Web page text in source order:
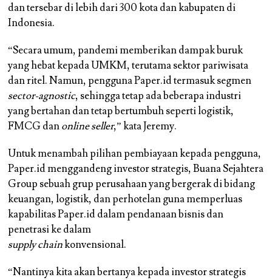
dan tersebar di lebih dari 300 kota dan kabupaten di
Indonesia.
“Secara umum, pandemi memberikan dampak buruk
yang hebat kepada UMKM, terutama sektor pariwisata
dan ritel. Namun, pengguna Paper.id termasuk segmen
sector-agnostic, sehingga tetap ada beberapa industri
yang bertahan dan tetap bertumbuh seperti logistik,
FMCG danonline seller,” kata Jeremy.
Untuk menambah pilihan pembiayaan kepada pengguna,
Paper.id menggandeng investor strategis, Buana Sejahtera
Group sebuah grup perusahaan yang bergerak di bidang
keuangan, logistik, dan perhotelan guna memperluas
kapabilitas Paper.id dalam pendanaan bisnis dan
penetrasi ke dalam
supply chainkonvensional.
“Nantinya kita akan bertanya kepada investor strategis